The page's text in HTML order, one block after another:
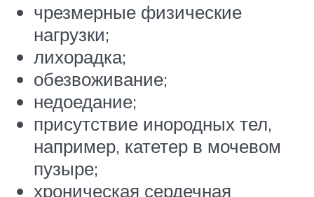
чрезмерные физические
нагрузки;
лихорадка;
обезвоживание;
недоедание;
присутствие инородных тел,
например, катетер в мочевом
пузыре;
хроническая сердечная